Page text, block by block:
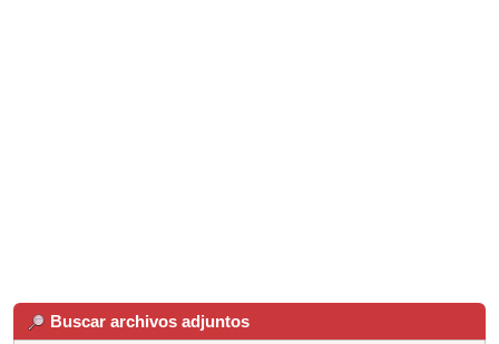
Buscar archivos adjuntos